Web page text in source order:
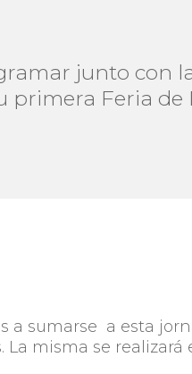
junto con
primera Feria de
a sumarse a esta
misma se realizará